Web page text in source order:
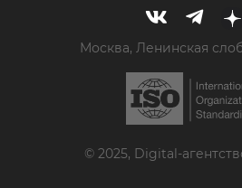
Москва, Ленинская
© 2025, Digital-